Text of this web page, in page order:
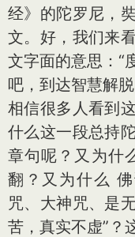
经》的陀罗尼，
文。好，我们来
文字面的意思：“
吧，到达智慧解
相信很多人看到
什么这一段总持
章句呢？又为什
翻？又为什么
咒、大神咒、是
苦，真实不虚”？